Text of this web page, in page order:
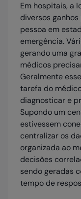
Em hospitais, a
diversos
pessoa em
emergência.
gerando uma
médicos
Geralmente
tarefa do
diagnosticar e
Supondo um
estivessem
centralizar os
organizada ao
decisões
sendo geradas
tempo de